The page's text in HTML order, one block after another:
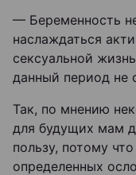
— Беременность
наслаждаться
сексуальной
данный период не
Так, по мнению
для будущих мам
пользу, потому
определенных